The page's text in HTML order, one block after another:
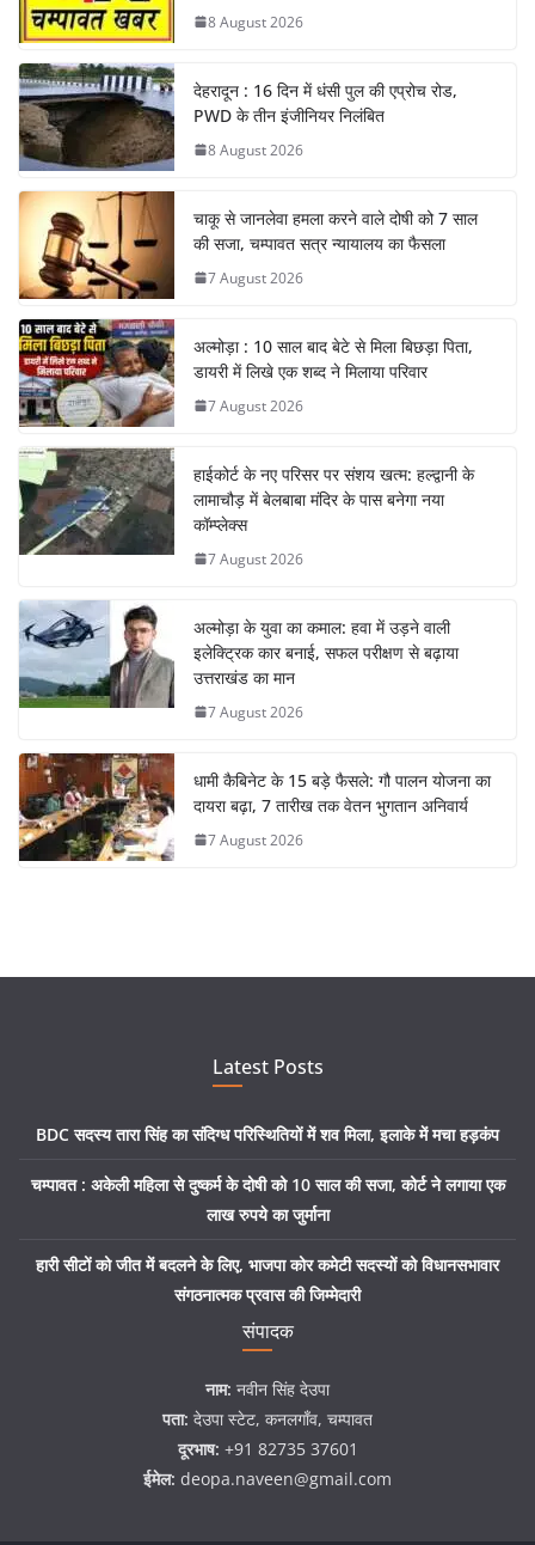
8 August 2026
देहरादून : 16 दिन में धंसी पुल की एप्रोच रोड,
PWD के तीन इंजीनियर निलंबित
8 August 2026
चाकू से जानलेवा हमला करने वाले दोषी को 7 साल
की सजा, चम्पावत सत्र न्यायालय का फैसला
7 August 2026
अल्मोड़ा : 10 साल बाद बेटे से मिला बिछड़ा पिता,
डायरी में लिखे एक शब्द ने मिलाया परिवार
7 August 2026
हाईकोर्ट के नए परिसर पर संशय खत्म: हल्द्वानी के
लामाचौड़ में बेलबाबा मंदिर के पास बनेगा नया
कॉम्प्लेक्स
7 August 2026
अल्मोड़ा के युवा का कमाल: हवा में उड़ने वाली
इलेक्ट्रिक कार बनाई, सफल परीक्षण से बढ़ाया
उत्तराखंड का मान
7 August 2026
धामी कैबिनेट के 15 बड़े फैसले: गौ पालन योजना का
दायरा बढ़ा, 7 तारीख तक वेतन भुगतान अनिवार्य
7 August 2026
Latest Posts
BDC सदस्य तारा सिंह का संदिग्ध परिस्थितियों में शव मिला, इलाके में मचा हड़कंप
चम्पावत : अकेली महिला से दुष्कर्म के दोषी को 10 साल की सजा, कोर्ट ने लगाया एक
लाख रुपये का जुर्माना
हारी सीटों को जीत में बदलने के लिए, भाजपा कोर कमेटी सदस्यों को विधानसभावार
संगठनात्मक प्रवास की जिम्मेदारी
संपादक
नाम: नवीन सिंह देउपा
पता: देउपा स्टेट, कनलगाँव, चम्पावत
दूरभाष: +91 82735 37601
ईमेल: deopa.naveen@gmail.com